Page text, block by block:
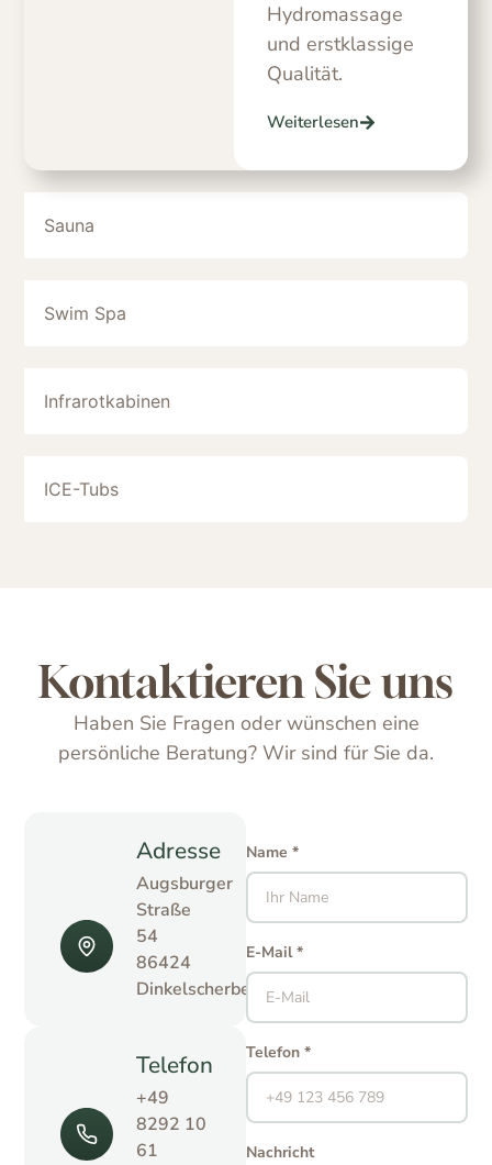
Sauna
Swim Spa
Infrarotkabinen
ICE-Tubs
Hydromassage
und erstklassige
Qualität.
Weiterlesen
Kontaktieren Sie uns
Haben Sie Fragen oder wünschen eine
persönliche Beratung? Wir sind für Sie da.
Adresse
Augsburger
Straße
54
86424
Dinkelscherben
Telefon
+49
8292 10
61
Name *
E-Mail *
Telefon *
Nachricht